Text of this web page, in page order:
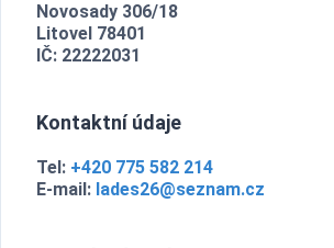
Novosady 306/18
Litovel 78401
IČ: 22222031
Kontaktní údaje
Tel: +420 775 582 214
E-mail: lades26@seznam.cz